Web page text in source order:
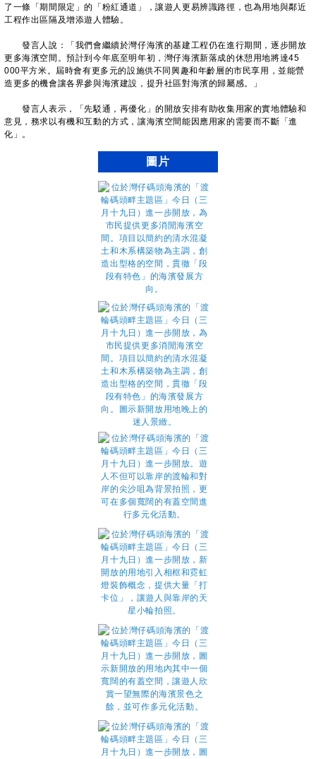
了一條「期間限定」的「粉紅通道」，讓遊人更易辨識路徑，也為用地與鄰近
工程作出區隔及增添遊人體驗。
發言人說：「我們會繼續於灣仔海濱的基建工程仍在進行期間，逐步開放
更多海濱空間。預計到今年底至明年初，灣仔海濱新落成的休憩用地將達45
000平方米。屆時會有更多元的設施供不同興趣和年齡層的市民享用，並能營
造更多的機會讓各界參與海濱建設，提升社區對海濱的歸屬感。」
發言人表示，「先駁通，再優化」的開放安排有助收集用家的實地體驗和
意見，務求以有機和互動的方式，讓海濱空間能因應用家的需要而不斷「進
化」。
圖片